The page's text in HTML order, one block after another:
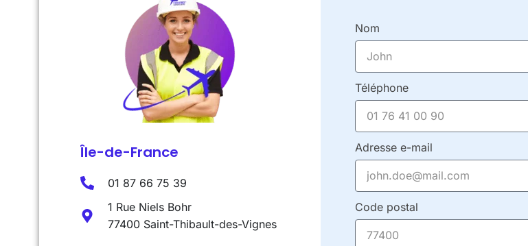
Île-de-France
01 87 66 75 39
1 Rue Niels Bohr
77400 Saint-Thibault-des-Vignes
Nom
Téléphone
Adresse e-mail
Code postal